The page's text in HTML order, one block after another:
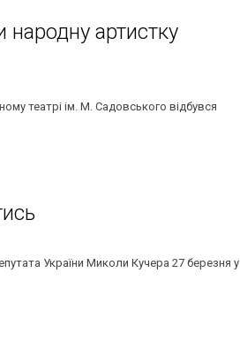
народну артистку
театрі ім. М. Садовського відбувся
України Миколи Кучера 27 березня у